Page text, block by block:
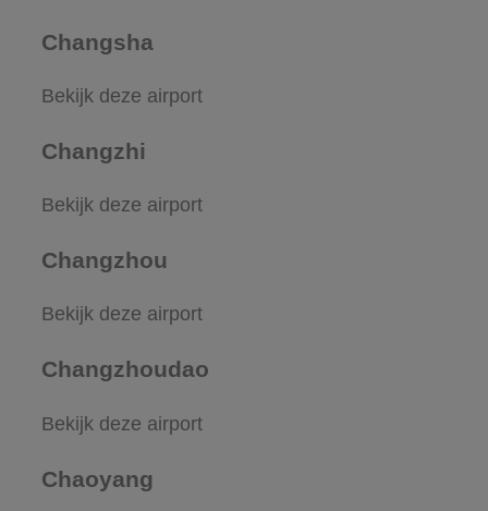
Changsha
Bekijk deze airport
Changzhi
Bekijk deze airport
Changzhou
Bekijk deze airport
Changzhoudao
Bekijk deze airport
Chaoyang